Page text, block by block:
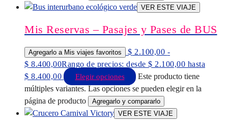
VER ESTE VIAJE
Mis Reservas – Pasajes y Pases de BUS
Agregarlo a Mis viajes favoritos $ 2.100,00 -
$ 8.400,00Rango de precios: desde $ 2.100,00 hasta
$ 8.400,00
Elegir opciones
Este producto tiene
múltiples variantes. Las opciones se pueden elegir en la
página de producto
Agregarlo y compararlo
VER ESTE VIAJE